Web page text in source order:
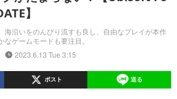
】
海沿いをのんびり流すも良し、自由なプレイが本作
ゲームモードも要注目。
2023.6.13 Tue 3:15
ポスト 送る